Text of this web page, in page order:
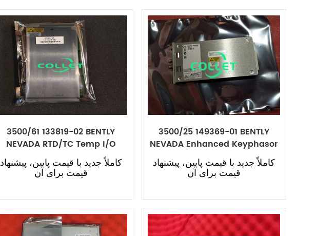
3500/61 133819-02 BENTLY
NEVADA RTD/TC Temp I/O
Module
کاملاً جدید با قیمت پایین، پیشنهاد
قیمت برای آن
3500/25 149369-01 BENTLY
NEVADA Enhanced Keyphasor
Module
کاملاً جدید با قیمت پایین، پیشنهاد
قیمت برای آن